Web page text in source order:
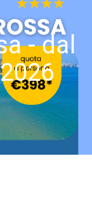
- dal